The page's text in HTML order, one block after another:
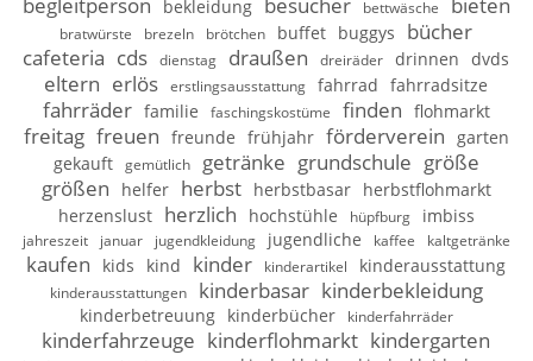
begleitperson bekleidung besucher bettwäsche bieten
bratwürste brezeln brötchen buffet buggys
bücher
cafeteria cds dienstag draußen dreiräder drinnen dvds
eltern erlös erstlingsausstattung fahrrad fahrradsitze
fahrräder familie faschingskostüme finden flohmarkt
freitag freuen freunde frühjahr förderverein garten
gekauft
gemütlich getränke grundschule größe
größen
helfer herbst herbstbasar herbstflohmarkt
herzenslust herzlich hochstühle hüpfburg imbiss
jahreszeit januar jugendkleidung jugendliche kaffee kaltgetränke
kaufen kids kind kinder kinderartikel kinderausstattung
kinderausstattungen kinderbasar kinderbekleidung
kinderbetreuung kinderbücher kinderfahrräder
kinderfahrzeuge kinderflohmarkt kindergarten